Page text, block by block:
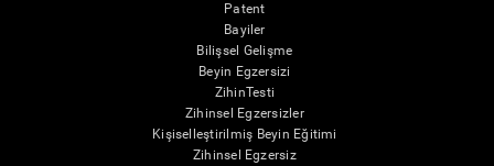
Patent
Bayiler
Bilişsel Gelişme
Beyin Egzersizi
ZihinTesti
Zihinsel Egzersizler
Kişiselleştirilmiş Beyin Eğitimi
Zihinsel Egzersiz